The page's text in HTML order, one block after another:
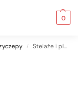
0
/ Stelaże i plandeki